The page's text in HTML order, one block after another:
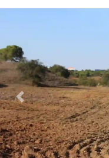
uns
Referenzen
Immobilien
und
Steuerrecht
Previous